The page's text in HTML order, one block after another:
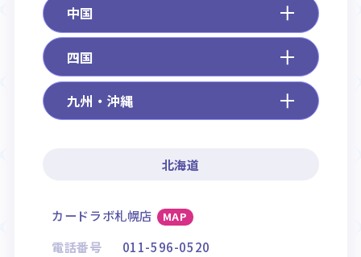
中国
四国
九州・沖縄
北海道
カードラボ札幌店 MAP
電話番号 011-596-0520